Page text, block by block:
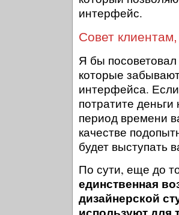
интерфейс.
Совет
Я бы посоветовал
которые
интерфейса.
потратите
период времени
качестве
будет выступать
По сути, еще до
единственная
дизайнерской